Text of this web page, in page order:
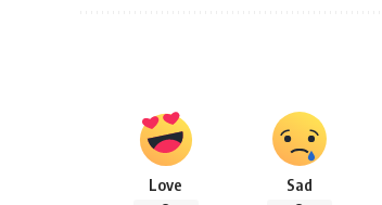
Love Sad